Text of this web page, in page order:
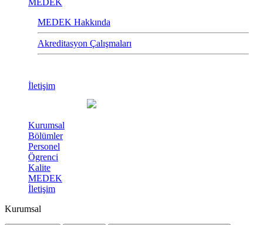
MEDEK
MEDEK Hakkında
Akreditasyon Çalışmaları
İletişim
Kurumsal
Bölümler
Personel
Ögrenci
Kalite
MEDEK
İletişim
Kurumsal